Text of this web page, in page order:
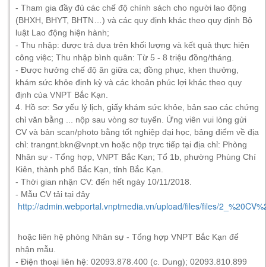
- Tham gia đầy đủ các chế độ chính sách cho người lao động
(BHXH, BHYT, BHTN…) và các quy định khác theo quy định Bộ
luật Lao động hiện hành;
- Thu nhập: được trả dựa trên khối lượng và kết quả thực hiện
công việc; Thu nhập bình quân: Từ 5 - 8 triệu đồng/tháng.
- Được hưởng chế độ ăn giữa ca; đồng phục, khen thưởng,
khám sức khỏe định kỳ và các khoản phúc lợi khác theo quy
định của VNPT Bắc Kạn.
4. Hồ sơ: Sơ yếu lý lịch, giấy khám sức khỏe, bản sao các chứng
chỉ văn bằng ... nộp sau vòng sơ tuyển. Ứng viên vui lòng gửi
CV và bản scan/photo bằng tốt nghiệp đại học, bảng điểm về địa
chỉ: trangnt.bkn@vnpt.vn hoặc nộp trực tiếp tại địa chỉ: Phòng
Nhân sự - Tổng hợp, VNPT Bắc Kạn; Tổ 1b, phường Phùng Chí
Kiên, thành phố Bắc Kạn, tỉnh Bắc Kạn.
- Thời gian nhận CV: đến hết ngày 10/11/2018.
- Mẫu CV tải tại đây
http://admin.webportal.vnptmedia.vn/upload/files/files/
hoặc liên hệ phòng Nhân sự - Tổng hợp VNPT Bắc Kạn để
nhận mẫu.
- Điện thoại liên hệ: 02093.878.400 (c. Dung); 02093.810.899